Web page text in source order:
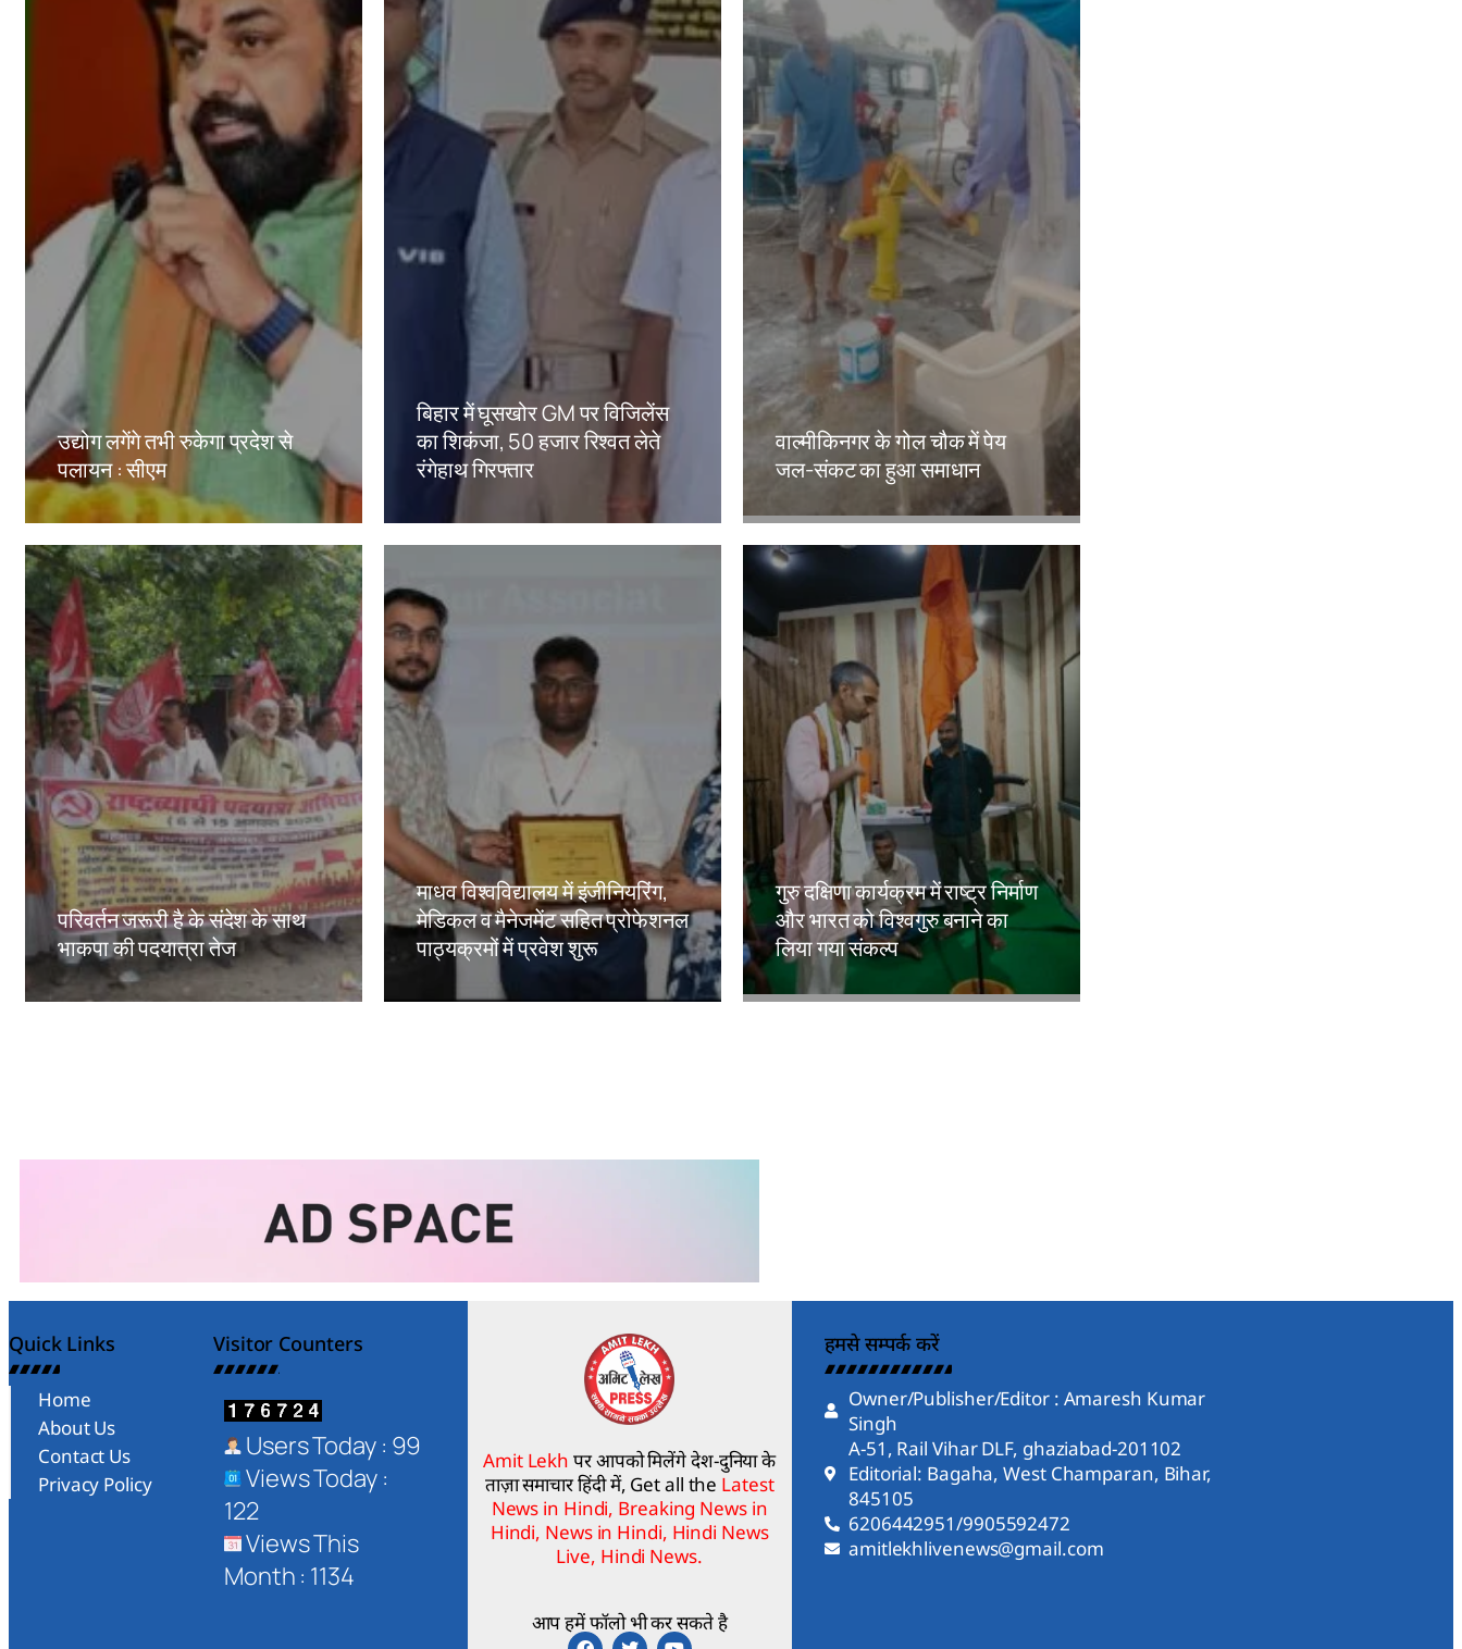
उद्योग लगेंगे तभी रुकेगा प्रदेश से
पलायन : सीएम
Amit Lekh
बिहार में घूसखोर GM पर विजिलेंस
का शिकंजा, 50 हजार रिश्वत लेते
रंगेहाथ गिरफ्तार
Amit Lekh
वाल्मीकिनगर के गोल चौक में पेय
जल-संकट का हुआ समाधान
परिवर्तन जरूरी है के संदेश के साथ
भाकपा की पदयात्रा तेज
Amit Lekh
माधव विश्वविद्यालय में इंजीनियरिंग,
मेडिकल व मैनेजमेंट सहित प्रोफेशनल
पाठ्यक्रमों में प्रवेश शुरू
गुरु दक्षिणा कार्यक्रम में राष्ट्र निर्माण
और भारत को विश्वगुरु बनाने का
लिया गया संकल्प
Amit Lekh
Quick Links
Home
About Us
Contact Us
Privacy Policy
Visitor Counters
Users Today : 99
Views Today :
122
Views This
Month : 1134
Amit Lekh पर आपको मिलेंगे देश-दुनिया के
ताज़ा समाचार हिंदी में, Get all the Latest
News in Hindi, Breaking News in
Hindi, News in Hindi, Hindi News
Live, Hindi News.
आप हमें फॉलो भी कर सकते है
हमसे सम्पर्क करें
Owner/Publisher/Editor : Amaresh Kumar
Singh
A-51, Rail Vihar DLF, ghaziabad-201102
Editorial: Bagaha, West Champaran, Bihar,
845105
6206442951/9905592472
amitlekhlivenews@gmail.com